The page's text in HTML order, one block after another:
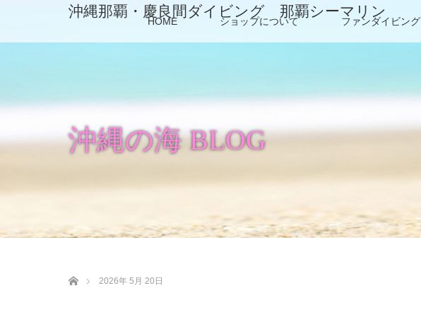
沖縄那覇・慶良間ダイビング 那覇シーマリン
HOME ショップについて ファンダイビング
沖縄の海 BLOG
2026年 5月 20日